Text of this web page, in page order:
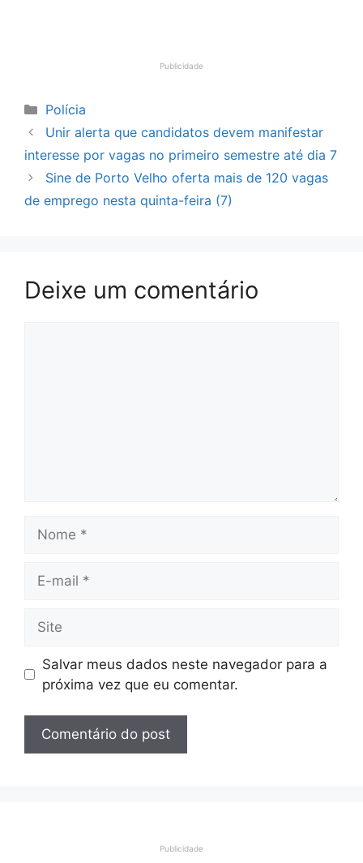
Publicidade
Categorias
Polícia
Unir alerta que candidatos devem manifestar
interesse por vagas no primeiro semestre até dia 7
Sine de Porto Velho oferta mais de 120 vagas
de emprego nesta quinta-feira (7)
Deixe um comentário
mail
Salvar meus dados neste navegador para a
próxima vez que eu comentar.
Publicidade